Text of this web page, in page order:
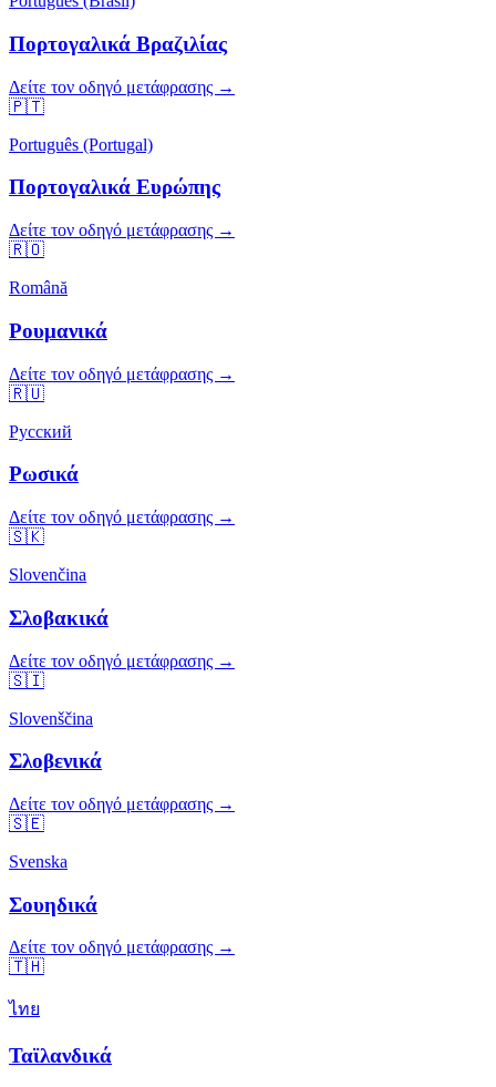
Πορτογαλικά Βραζιλίας
Δείτε τον οδηγό μετάφρασης →
🇵🇹
Português (Portugal)
Πορτογαλικά Ευρώπης
Δείτε τον οδηγό μετάφρασης →
🇷🇴
Română
Ρουμανικά
Δείτε τον οδηγό μετάφρασης →
🇷🇺
Русский
Ρωσικά
Δείτε τον οδηγό μετάφρασης →
🇸🇰
Slovenčina
Σλοβακικά
Δείτε τον οδηγό μετάφρασης →
🇸🇮
Slovenščina
Σλοβενικά
Δείτε τον οδηγό μετάφρασης →
🇸🇪
Svenska
Σουηδικά
Δείτε τον οδηγό μετάφρασης →
🇹🇭
ไทย
Ταϊλανδικά